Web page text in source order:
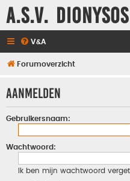
A.S.V.
V&A
Forumoverzicht
Aanmelden
Gebruikersnaam:
Wachtwoord:
Ik ben mijn wachtwoord